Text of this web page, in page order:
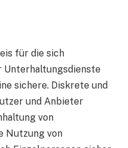
für die sich
Unterhaltungsdienste
sichere. Diskrete und
und Anbieter
von
Nutzung von